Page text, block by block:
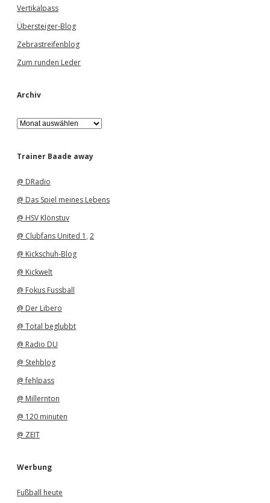
Vertikalpass
Übersteiger-Blog
Zebrastreifenblog
Zum runden Leder
Archiv
A
r
h
Trainer Baade away
@ DRadio
@ Das Spiel meines Lebens
@ HSV Klönstuv
@ Clubfans United 1 , 2
@ Kickschuh-Blog
@ Kickwelt
@ Fokus Fussball
@ Der Libero
@ Total beglubbt
@ Radio DU
@ Stehblog
@ fehlpass
@ Millernton
@ 120 minuten
@ ZEIT
Werbung
Fußball heute